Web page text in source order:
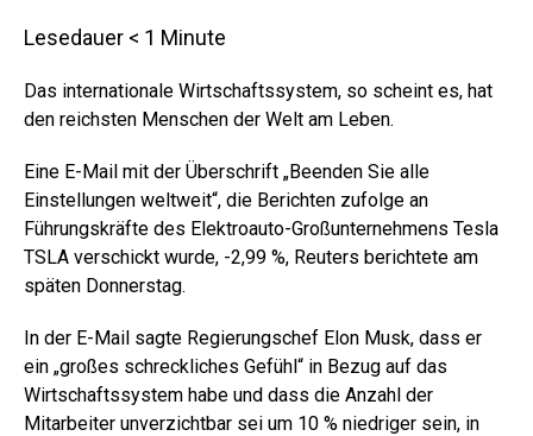
Lesedauer < 1 Minute
Das internationale Wirtschaftssystem, so scheint es, hat
den reichsten Menschen der Welt am Leben.
Eine E-Mail mit der Überschrift „Beenden Sie alle
Einstellungen weltweit“, die Berichten zufolge an
Führungskräfte des Elektroauto-Großunternehmens Tesla
TSLA verschickt wurde, -2,99 %, Reuters berichtete am
späten Donnerstag.
In der E-Mail sagte Regierungschef Elon Musk, dass er
ein „großes schreckliches Gefühl“ in Bezug auf das
Wirtschaftssystem habe und dass die Anzahl der
Mitarbeiter unverzichtbar sei um 10 % niedriger sein, in